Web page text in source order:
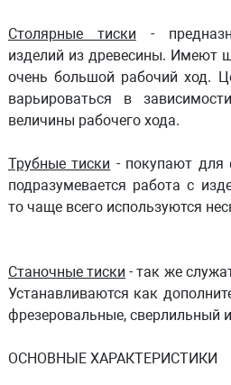
Столярные тиски -
изделий из древесины. Имеют
очень большой рабочий ход.
варьироваться в
величины рабочего хода.
Трубные тиски - покупают для
подразумевается работа с
то чаще всего используются
Станочные тиски - так же
Устанавливаются как
фрезеровальные, сверлильный
ОСНОВНЫЕ ХАРАКТЕРИСТИКИ